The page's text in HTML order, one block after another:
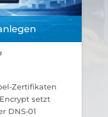
setzt
DNS‑01